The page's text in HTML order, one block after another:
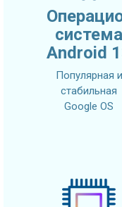
система
Android
Популярная и
стабильная
Google OS